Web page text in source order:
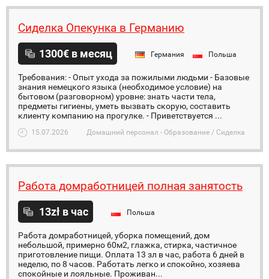
Cиделка Опекунка в Германию
1300€ в месяц Германия Польша
Требования: - Опыт ухода за пожилыми людьми - Базовые
знания немецкого языка (необходимое условие) на
бытовом (разговорном) уровне: знать части тела,
предметы гигиены, уметь вызвать скорую, составить
клиенту компанию на прогулке. - Приветствуется ...
15.07.2026 Домашний персонал - Образование / Сиделка
Работа домработницей полная занятость
13zł в час Польша
Работа домработницей, уборка помещений, дом
небольшой, примерно 60м2, глажка, стирка, частичное
приготовление пищи. Оплата 13 зл в час, работа 6 дней в
неделю, по 8 часов. Работать легко и спокойно, хозяева
спокойные и лояльные. Проживан...